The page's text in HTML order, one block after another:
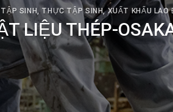
SINH , THỰC TẬP SINH,XUẤT KHẨU LAO
LIỆU THÉP-